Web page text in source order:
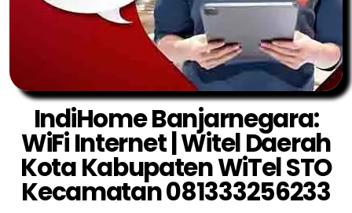
IndiHome Banjarnegara:
WiFi Internet | Witel Daerah
Kota Kabupaten WiTel STO
Kecamatan 081333256233